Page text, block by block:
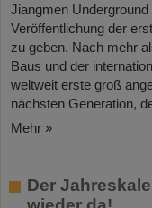
Jiangmen
Veröffentlichung der
zu geben. Nach mehr
Baus und der
weltweit erste groß
nächsten Generation,
Mehr »
Der